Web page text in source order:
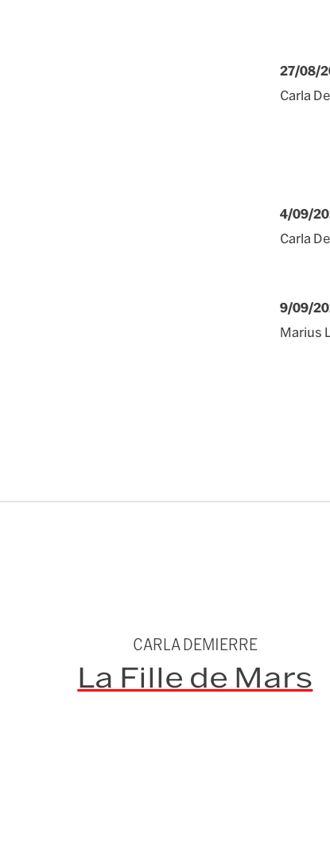
27/08/
Carla
4/09/
Carla
9/09/
Marius
CARLA DEMIERRE
La Fille de Mars